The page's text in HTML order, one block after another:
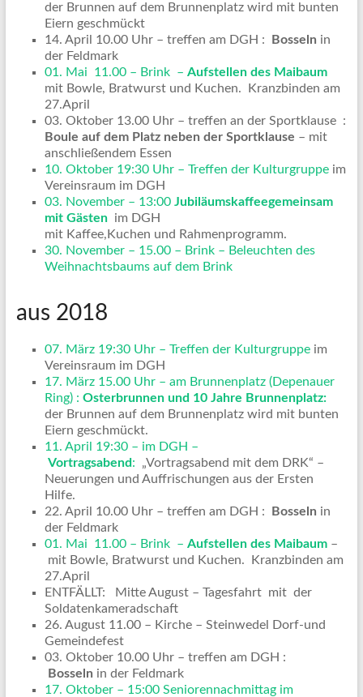
der Brunnen auf dem Brunnenplatz wird mit bunten
Eiern geschmückt
14. April 10.00 Uhr – treffen am DGH :
Bosseln in
der Feldmark
01. Mai 11.00 – Brink – Aufstellen des Maibaum
mit Bowle, Bratwurst und Kuchen. Kranzbinden am
27.April
03. Oktober 13.00 Uhr – treffen an der Sportklause :
Boule auf dem Platz neben der Sportklause – mit
anschließendem Essen
10. Oktober 19:30 Uhr – Treffen der Kulturgruppeim
Vereinsraum im DGH
03. November – 13:00 Jubiläumskaffeegemeinsam
mit Gästenim DGH
mit Kaffee,Kuchen und Rahmenprogramm.
30. November – 15.00 – Brink – Beleuchten des
Weihnachtsbaums auf dem Brink
aus 2018
07. März 19:30 Uhr – Treffen der Kulturgruppeim
Vereinsraum im DGH
17. März 15.00 Uhr – am Brunnenplatz (Depenauer
Ring) : Osterbrunnen und 10 Jahre Brunnenplatz:
der Brunnen auf dem Brunnenplatz wird mit bunten
Eiern geschmückt.
11. April 19:30 – im DGH –
Vortragsabend: „Vortragsabend mit dem DRK“ –
Neuerungen und Auffrischungen aus der Ersten
Hilfe.
22. April 10.00 Uhr – treffen am DGH :
Bosseln in
der Feldmark
01. Mai 11.00 – Brink – Aufstellen des Maibaum–
mit Bowle, Bratwurst und Kuchen. Kranzbinden am
27.April
ENTFÄLLT: Mitte August – Tagesfahrt mit der
Soldatenkameradschaft
26. August 11.00 – Kirche – Steinwedel Dorf-und
Gemeindefest
03. Oktober 10.00 Uhr – treffen am DGH :
Bosseln in der Feldmark
17. Oktober – 15:00 Seniorennachmittag im